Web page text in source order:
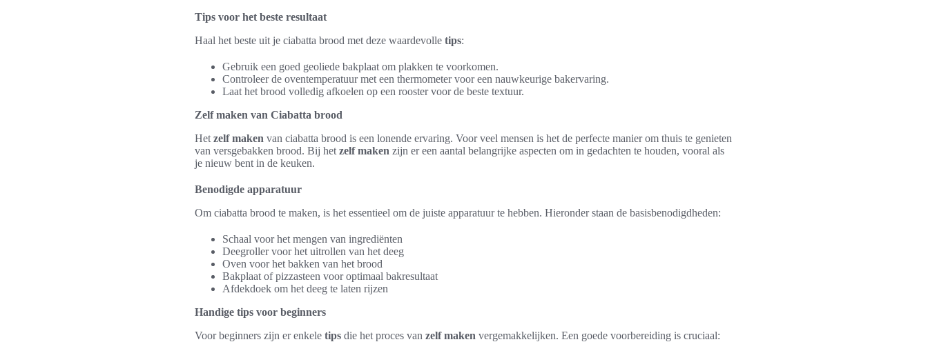
Tips voor het beste resultaat
Haal het beste uit je ciabatta brood met deze waardevolle tips:
Gebruik een goed geoliede bakplaat om plakken te voorkomen.
Controleer de oventemperatuur met een thermometer voor een nauwkeurige bakervaring.
Laat het brood volledig afkoelen op een rooster voor de beste textuur.
Zelf maken van Ciabatta brood
Het zelf maken van ciabatta brood is een lonende ervaring. Voor veel mensen is het de perfecte manier om thuis te genieten
van versgebakken brood. Bij het zelf maken zijn er een aantal belangrijke aspecten om in gedachten te houden, vooral als
je nieuw bent in de keuken.
Benodigde apparatuur
Om ciabatta brood te maken, is het essentieel om de juiste apparatuur te hebben. Hieronder staan de basisbenodigdheden:
Schaal voor het mengen van ingrediënten
Deegroller voor het uitrollen van het deeg
Oven voor het bakken van het brood
Bakplaat of pizzasteen voor optimaal bakresultaat
Afdekdoek om het deeg te laten rijzen
Handige tips voor beginners
Voor beginners zijn er enkele tips die het proces van zelf maken vergemakkelijken. Een goede voorbereiding is cruciaal: